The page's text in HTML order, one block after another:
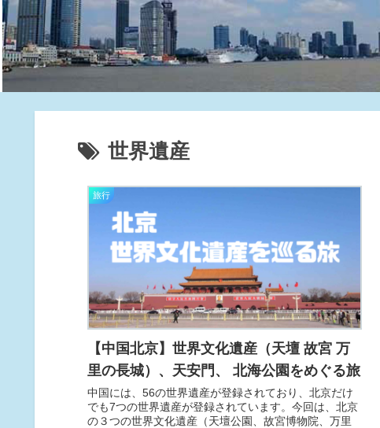
世界遺産
旅行
【中国北京】世界文化遺産（天壇 故宮 万
里の長城）、天安門、 北海公園をめぐる旅
中国には、56の世界遺産が登録されており、北京だけ
でも7つの世界遺産が登録されています。今回は、北京
の３つの世界文化遺産（天壇公園、故宮博物院、万里